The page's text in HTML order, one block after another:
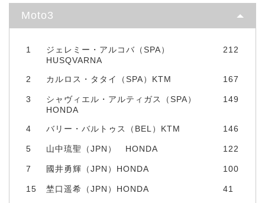
Moto3
1
ジェレミー・アルコバ（SPA）
HUSQVARNA
212
2 カルロス・タタイ（SPA）KTM 167
3
シャヴィエル・アルティガス（SPA）
HONDA
149
4 バリー・バルトゥス（BEL）KTM 146
5 山中琉聖（JPN） HONDA 122
7 國井勇輝（JPN）HONDA 100
15 埜口遥希（JPN）HONDA 41